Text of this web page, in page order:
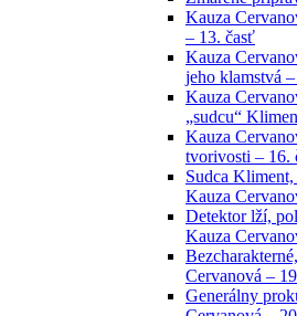
Kauza
– 13. časť
Kauza
jeho klamstvá
Kauza
„sudcu“
Kauza
tvorivosti – 16.
Sudca
Kauza
Detektor lží,
Kauza
Cervanová –
Generálny